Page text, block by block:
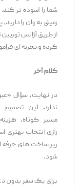
شما را آسوده ‌تر
زمینی به وان را
از طریق آژانس توربین
کرده و تجربه ‌ای
کلام آخر
در نهایت، سؤال
ندارد. این
مسیر کوتاه،
رازی انتخاب بهتری
زیر ساخت ‌های حرفه
‌شود.
برای یک سفر بدون